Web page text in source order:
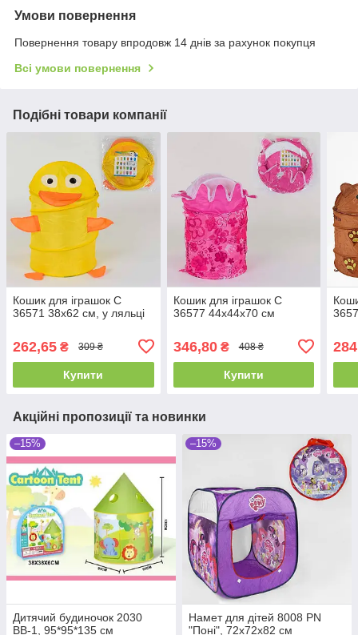
Умови повернення
Повернення товару впродовж 14 днів за рахунок покупця
Всі умови повернення
Подібні товари компанії
Кошик для іграшок C
36571 38х62 см, у ляльці
262,65 ₴ 309 ₴
Купити
Кошик для іграшок C
36577 44х44х70 см
346,80₴ 408 ₴
Купити
Акційні пропозиції та новинки
–15%
Дитячий будиночок 2030
ВВ-1, 95*95*135 см
–15%
Намет для дітей 8008 PN
"Поні", 72х72х82 см